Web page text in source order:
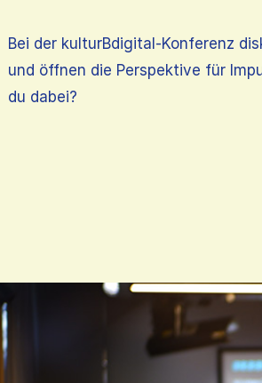
Bei der kulturBdigital-Konferenz
und öffnen die Perspektive für
du dabei?